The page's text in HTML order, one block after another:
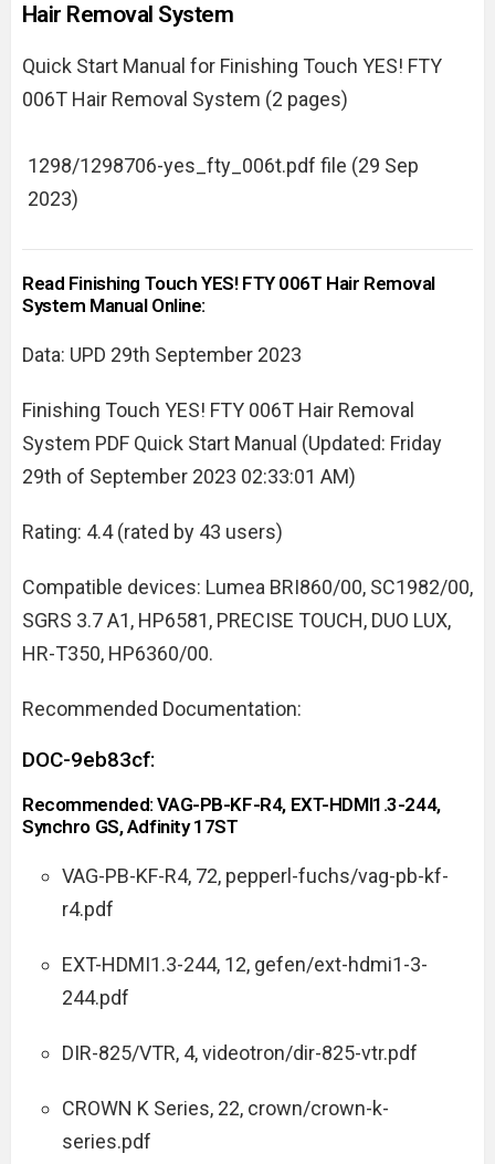
Hair Removal System
Quick Start Manual for Finishing Touch YES! FTY
006T Hair Removal System (2 pages)
1298/1298706-yes_fty_006t.pdf file (29 Sep
2023)
Read Finishing Touch YES! FTY 006T Hair Removal
System Manual Online:
Data: UPD 29th September 2023
Finishing Touch YES! FTY 006T Hair Removal
System PDF Quick Start Manual (Updated: Friday
29th of September 2023 02:33:01 AM)
Rating: 4.4 (rated by 43 users)
Compatible devices: Lumea BRI860/00, SC1982/00,
SGRS 3.7 A1, HP6581, PRECISE TOUCH, DUO LUX,
HR-T350, HP6360/00.
Recommended Documentation:
DOC-9eb83cf:
Recommended: VAG-PB-KF-R4, EXT-HDMI1.3-244,
Synchro GS, Adfinity 17ST
VAG-PB-KF-R4, 72, pepperl-fuchs/vag-pb-kf-
r4.pdf
EXT-HDMI1.3-244, 12, gefen/ext-hdmi1-3-
244.pdf
DIR-825/VTR, 4, videotron/dir-825-vtr.pdf
CROWN K Series, 22, crown/crown-k-
series.pdf